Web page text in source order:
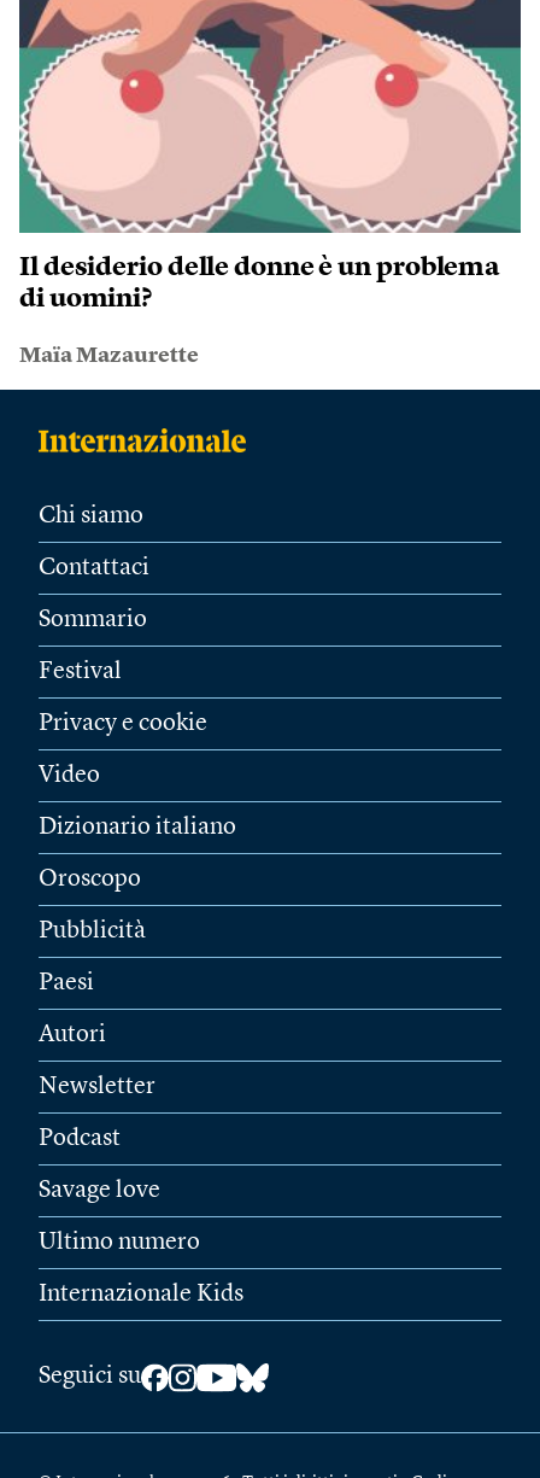
Il desiderio delle donne è un problema
di uomini?
Maïa Mazaurette
Chi siamo
Contattaci
Sommario
Festival
Privacy e cookie
Video
Dizionario italiano
Oroscopo
Pubblicità
Paesi
Autori
Newsletter
Podcast
Savage love
Ultimo numero
Internazionale Kids
Seguici su